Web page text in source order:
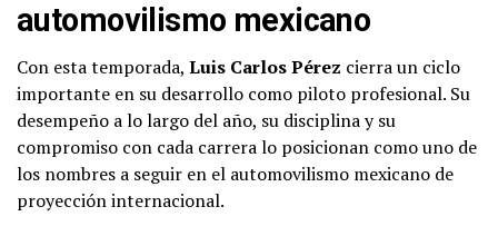
automovilismo mexicano
Con esta temporada, Luis Carlos Pérez cierra un ciclo
importante en su desarrollo como piloto profesional. Su
desempeño a lo largo del año, su disciplina y su
compromiso con cada carrera lo posicionan como uno de
los nombres a seguir en el automovilismo mexicano de
proyección internacional.